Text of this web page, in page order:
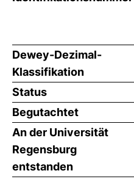
Dewey-Dezimal-
Klassifikation
Status
Begutachtet
An der Universität
Regensburg
entstanden